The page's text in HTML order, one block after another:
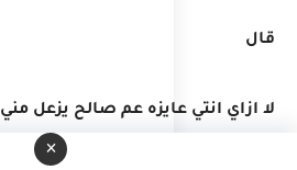
قال
لا ازاي انتي عايزه عم صالح يزعل مني
×